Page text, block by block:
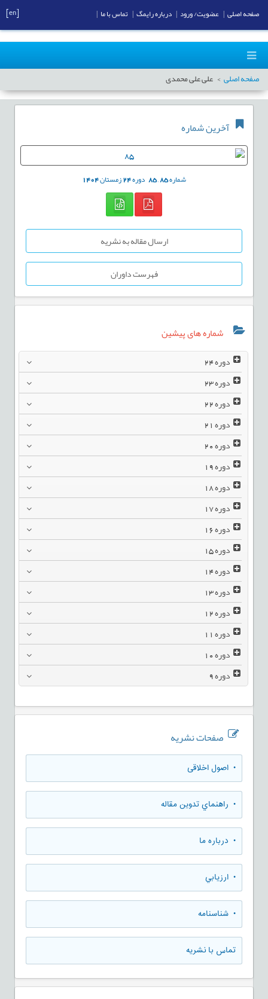
صفحه اصلی علی علی محمدی
آخرین شماره
شماره85
,
85 دوره24زمستان1404
ارسال مقاله به نشریه
فهرست داوران
شماره های پیشین
دوره24
دوره23
دوره22
دوره21
دوره20
دوره19
دوره18
دوره17
دوره16
دوره15
دوره14
دوره13
دوره12
دوره11
دوره10
دوره9
صفحات نشریه
• اصول اخلاقی
• راهنماي تدوين مقاله
• درباره ما
• ارزيابي
• شناسنامه
تماس با نشریه
صفحه اصلی عضویت/ ورود درباره رایمگ تماس با ما